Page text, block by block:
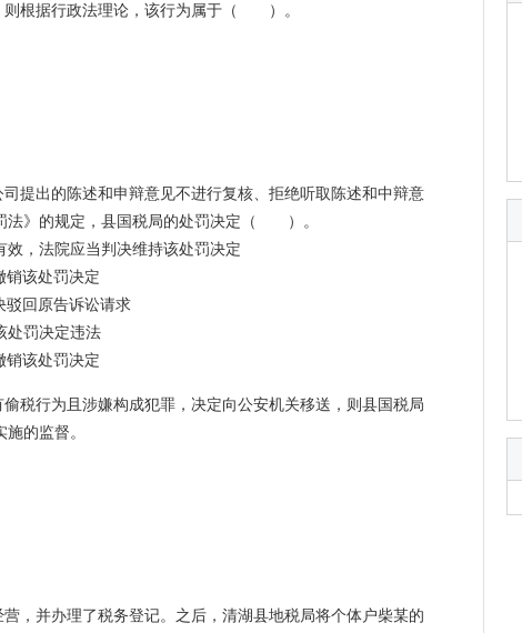
则根据行政法理论，该行为属于（ ）。
提出的陈述和申辩意见不进行复核、拒绝听取陈述和中辩意
法》的规定，县国税局的处罚决定（ ）。
，法院应当判决维持该处罚决定
销该处罚决定
驳回原告诉讼请求
处罚决定违法
销该处罚决定
税行为且涉嫌构成犯罪，决定向公安机关移送，则县国税局
的监督。
，并办理了税务登记。之后，清湖县地税局将个体户柴某的